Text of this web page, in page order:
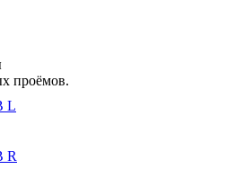
проёмов.
L
R